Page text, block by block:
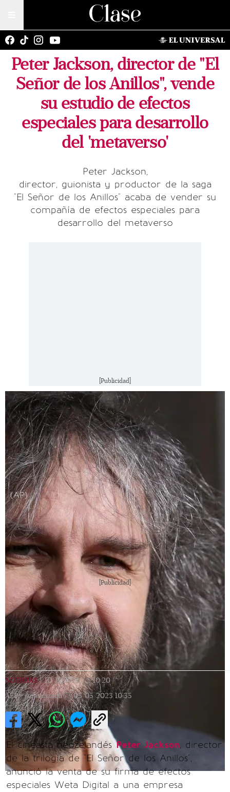
Peter Jackson, director de "El
Señor de los Anillos", vende
su estudio de efectos
especiales para desarrollo
del 'metaverso'
Peter Jackson,
director, guionista y productor de la saga
"El Señor de los Anillos" acaba de vender su
compañía de efectos especiales para
desarrollo del metaverso
[Publicidad]
(AP)
[Publicidad]
NOTICIAS | 10/11/2021 | 10:20 |
AFP | Actualizada 05/05/2023 10:35
El cineasta neozelandésPeter Jackson, director
de la trilogía de "El Señor de los Anillos",
anunció la venta de su firma de efectos
especiales Weta Digital a una empresa